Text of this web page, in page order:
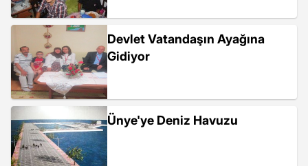
Devlet Vatandaşın Ayağına
Gidiyor
Ünye'ye Deniz Havuzu